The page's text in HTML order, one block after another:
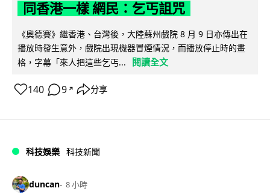
同香港一樣 網民：乞丐詛咒
《奧德賽》繼香港、台灣後，大陸蘇州戲院 8 月 9 日亦傳出在
播放時發生意外，戲院出現機器冒煙情況，而播放停止時的畫
格，字幕「來人把這些乞丐...
閱讀全文
140 9 ↗ 分享
科技娛樂 科技新聞
duncan 8 小時